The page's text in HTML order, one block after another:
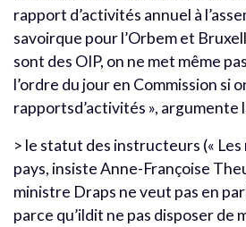
rapport d’activités annuel à
savoirque pour l’Orbem et
sont des OIP, on ne met même
l’ordre du jour en Commission si
rapportsd’activités »,
> le statut des instructeurs (« Les
pays, insiste Anne-Françoise
ministre Draps ne veut pas en
parce qu’ildit ne pas disposer de